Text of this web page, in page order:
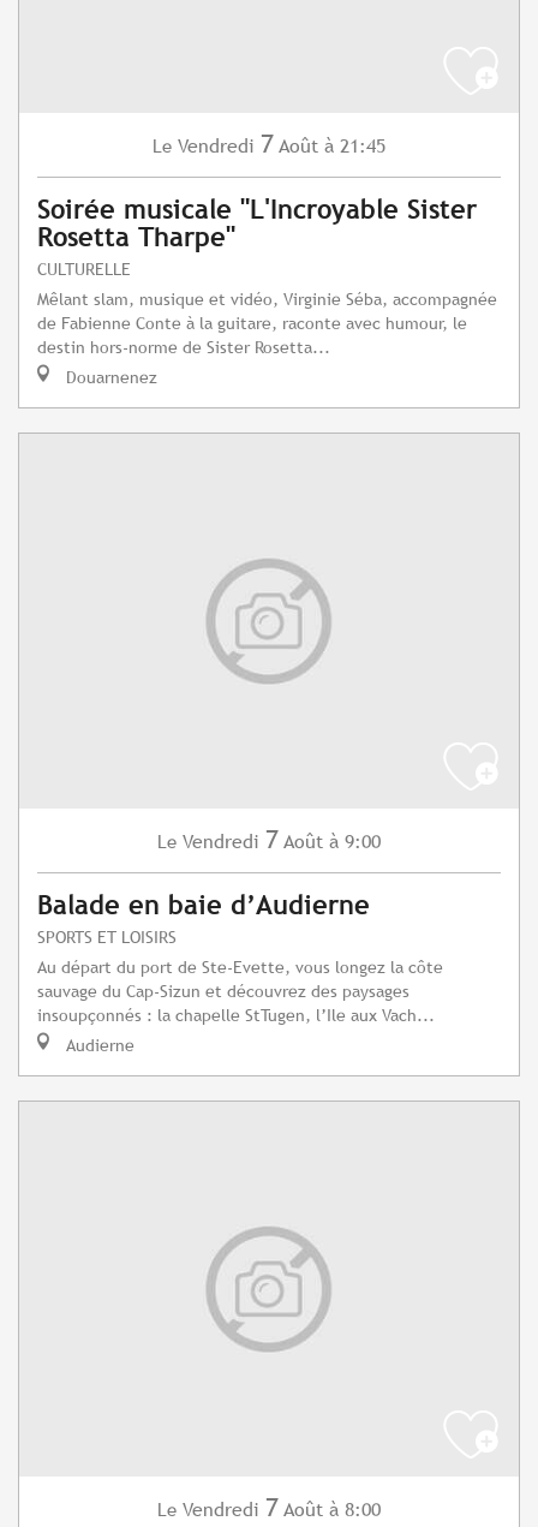
Le Vendredi 7 Août à 21:45
Soirée musicale "L'Incroyable Sister
Rosetta Tharpe"
CULTURELLE
Mêlant slam, musique et vidéo, Virginie Séba, accompagnée
de Fabienne Conte à la guitare, raconte avec humour, le
destin hors-norme de Sister Rosetta...
Douarnenez
Le Vendredi 7 Août à 9:00
Balade en baie d’Audierne
SPORTS ET LOISIRS
Au départ du port de Ste-Evette, vous longez la côte
sauvage du Cap-Sizun et découvrez des paysages
insoupçonnés : la chapelle StTugen, l’Ile aux Vach...
Audierne
Le Vendredi 7 Août à 8:00